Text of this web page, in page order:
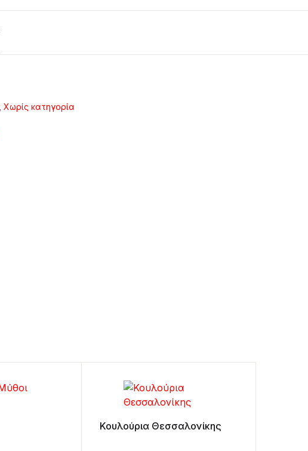
Χωρίς κατηγορία
Κουλούρια Θεσσαλονίκης